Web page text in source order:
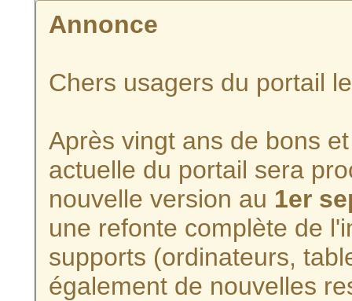
Annonce
Chers usagers du portail
Après vingt ans de bons
actuelle du portail sera
nouvelle version au 1er
une refonte complète de
supports (ordinateurs,
également de nouvelles